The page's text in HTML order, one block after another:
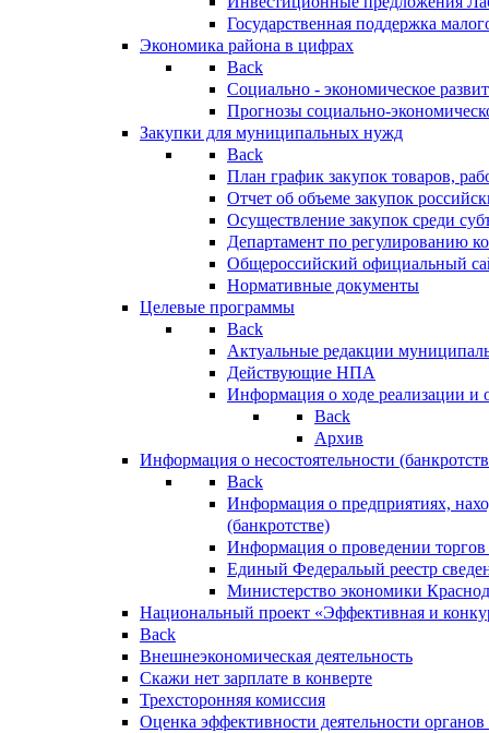
Государственная поддержка
Экономика района в цифрах
Back
Социально - экономическое
Прогнозы социально-
Закупки для муниципальных нужд
Back
План график закупок товаров,
Отчет об объеме закупок
Осуществление закупок среди
Департамент по регулированию
Общероссийский официальный
Нормативные документы
Целевые программы
Back
Актуальные редакции
Действующие НПА
Информация о ходе реализации
Back
Архив
Информация о несостоятельности
Back
Информация о предприятиях,
(банкротстве)
Информация о проведении
Единый Федеральый реестр
Министерство экономики
Национальный проект «Эффективная и
Back
Внешнеэкономическая деятельность
Скажи нет зарплате в конверте
Трехсторонняя комиссия
Оценка эффективности деятельности